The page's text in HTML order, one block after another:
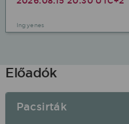
Ingyenes
Előadók
Pacsirták